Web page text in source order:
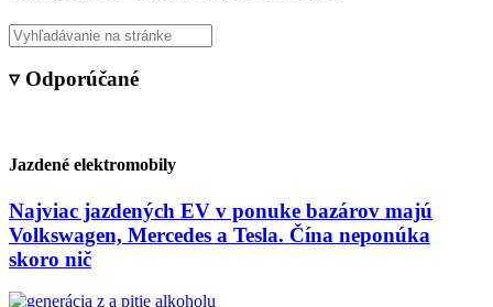
▿ Odporúčané
Jazdené elektromobily
Najviac jazdených EV v ponuke bazárov majú
Volkswagen, Mercedes a Tesla. Čína neponúka
skoro nič